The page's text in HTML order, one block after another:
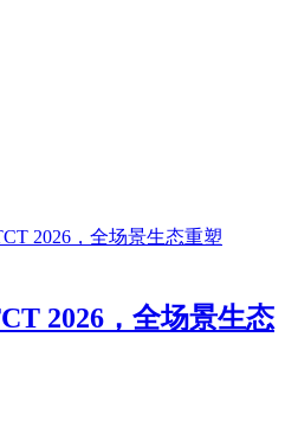
2026，全场景生态